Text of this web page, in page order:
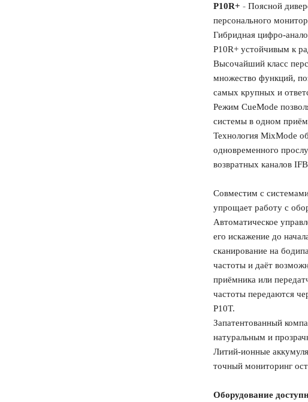
P10R+ - Поясной
персонального
Гибридная цифро-
P10R+ устойчивым к
Высочайший класс
множество функций,
самых крупных и
Режим CueMode
системы в одном
Технология MixMode
одновременного
возвратных каналов
Совместим с
упрощает работу с
Автоматическое
его искажение до
сканирование на
частоты и даёт
приёмника или
частоты передаются
P10T.
Запатентованный
натуральным и
Литий-ионные
точный мониторинг
Оборудование